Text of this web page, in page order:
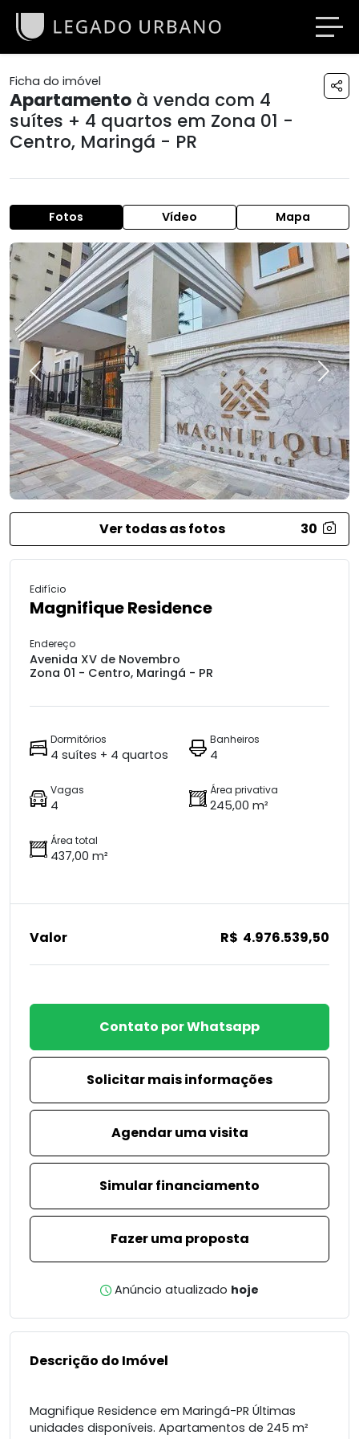
Ficha do imóvel
Apartamento à venda com 4
suítes + 4 quartos em Zona 01 -
Centro, Maringá - PR
Fotos Vídeo Mapa
Previous Next
Ver todas as fotos 30
Edifício
Magnifique Residence
Endereço
Avenida XV de Novembro
Zona 01 - Centro, Maringá - PR
Dormitórios
4 suítes + 4 quartos
Banheiros
4
Vagas
4
Área privativa
245,00 m²
Área total
437,00 m²
Valor R$ 4.976.539,50
Contato por Whatsapp
Solicitar mais informações
Agendar uma visita
Simular financiamento
Fazer uma proposta
Anúncio atualizado hoje
Descrição do Imóvel
Magnifique Residence em Maringá-PR Últimas
unidades disponíveis. Apartamentos de 245 m²